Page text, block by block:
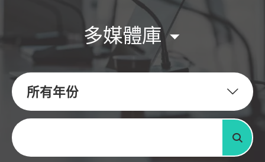
多媒體庫
所有年份
關鍵字
搜尋